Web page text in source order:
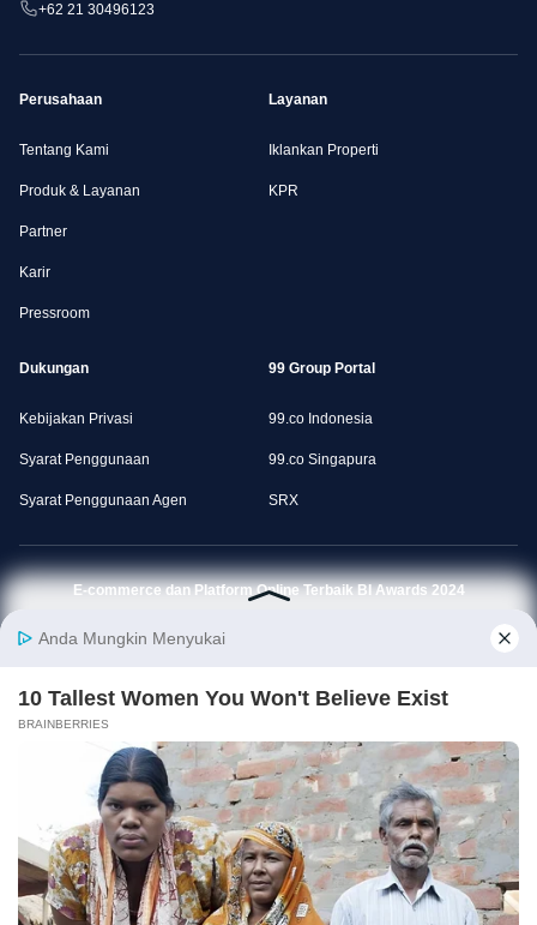
E-commerce dan Platform Online Terbaik BI Awards 2024
Download Aplikasi Rumah123
Perusahaan
Tentang Kami
Produk & Layanan
Partner
Karir
Pressroom
Layanan
Iklankan Properti
KPR
Dukungan
Kebijakan Privasi
Syarat Penggunaan
Syarat Penggunaan Agen
99 Group Portal
99.co Indonesia
99.co Singapura
SRX
+62 21 30496123
© 99.co 2014 — 2026
Rumah123 (PT Web Marketing Indonesia) merupakan bagian dari 99 Group.
✕ Close Ads